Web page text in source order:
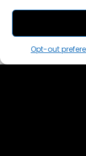
Opt-out